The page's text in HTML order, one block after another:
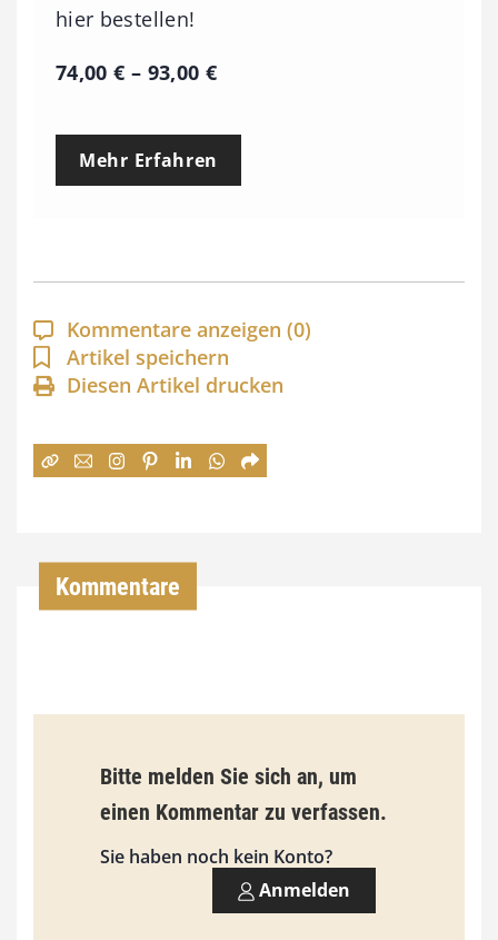
hier bestellen!
74,00€ – 93,00 €P
e
p
a
n
n
:
€
i
s
9
Mehr Erfahren
Kommentare anzeigen (0)
Artikel speichern
Diesen Artikel drucken
Kommentare
Bitte melden Sie sich an, um
einen Kommentar zu verfassen.
Sie haben noch kein Konto?
Anmelden